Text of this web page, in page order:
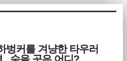
벙커를 겨냥한 타우러
케치북5